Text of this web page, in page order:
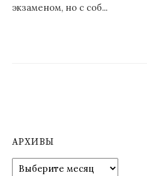
экзаменом, но с соб...
АРХИВЫ